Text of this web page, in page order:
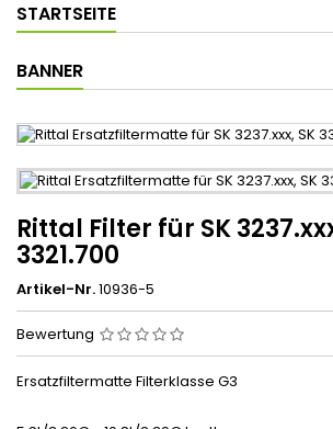
STARTSEITE
BANNER
Rittal Filter für SK
3321.700
Artikel-Nr.10936-5
Bewertung
Ersatzfiltermatte Filterklasse G3